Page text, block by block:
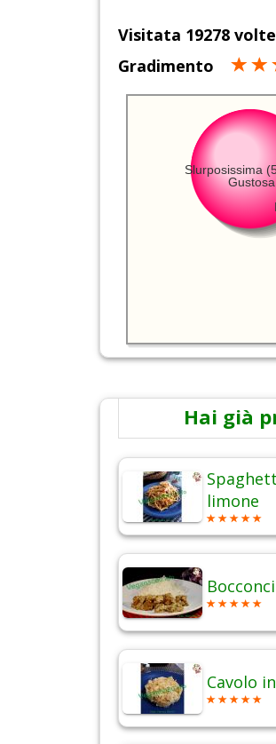
Visitata 19278 volte
Gradimento
Slurposissima
Hai già
limone
Cavolo